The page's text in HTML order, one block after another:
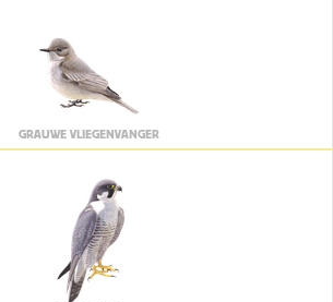
GRAUWE VLIEGENVANGER